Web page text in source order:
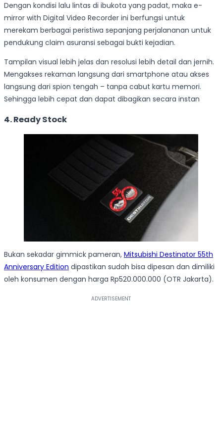
Dengan kondisi lalu lintas di ibukota yang padat, maka e-
mirror with Digital Video Recorder ini berfungsi untuk
merekam berbagai peristiwa sepanjang perjalananan untuk
pendukung claim asuransi sebagai bukti kejadian.
Tampilan visual lebih jelas dan resolusi lebih detail dan jernih.
Mengakses rekaman langsung dari smartphone atau akses
langsung dari spion tengah – tanpa cabut kartu memori.
Sehingga lebih cepat dan dapat dibagikan secara instan
4. Ready Stock
Bukan sekadar gimmick pameran, Mitsubishi Destinator 55th
Anniversary Edition dipastikan sudah bisa dipesan dan dimiliki
oleh konsumen dengan harga Rp520.000.000 (OTR Jakarta).